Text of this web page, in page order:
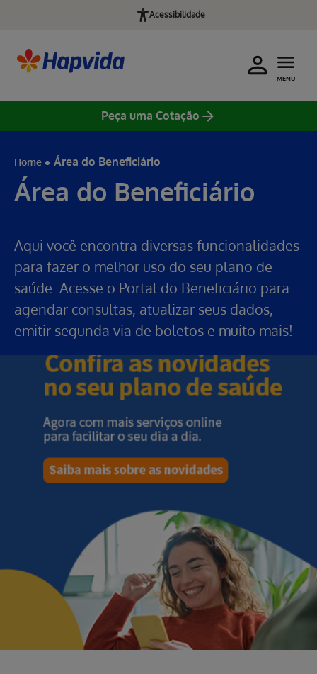
Acessibilidade
MENU
Peça uma Cotação
Home Área do Beneficiário
Área do Beneficiário
Aqui você encontra diversas funcionalidades
para fazer o melhor uso do seu plano de
saúde. Acesse o Portal do Beneficiário para
agendar consultas, atualizar seus dados,
emitir segunda via de boletos e muito mais!